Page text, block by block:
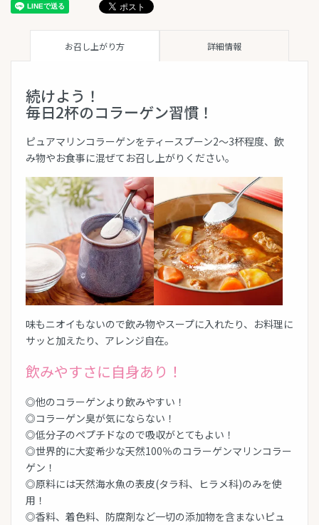
お召し上がり方 詳細情報
続けよう！
毎日2杯のコラーゲン習慣！
ピュアマリンコラーゲンをティースプーン2〜3杯程度、飲
み物やお食事に混ぜてお召し上がりください。
味もニオイもないので飲み物やスープに入れたり、お料理に
サッと加えたり、アレンジ自在。
飲みやすさに自身あり！
◎他のコラーゲンより飲みやすい！
◎コラーゲン臭が気にならない！
◎低分子のペプチドなので吸収がとてもよい！
◎世界的に大変希少な天然100％のコラーゲンマリンコラー
ゲン！
◎原料には天然海水魚の表皮(タラ科、ヒラメ科)のみを使
用！
◎香料、着色料、防腐剤など一切の添加物を含まないピュ